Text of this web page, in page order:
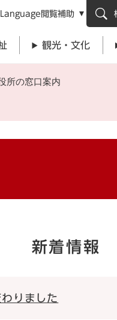
メニューを飛ばして本文へ
閲覧補助
観光・文化
所の窓口案内
新着情報
りました